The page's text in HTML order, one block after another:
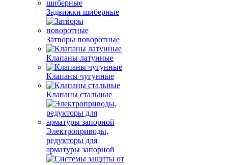
Задвижки шиберные
Затворы поворотные
Клапаны латунные
Клапаны чугунные
Клапаны стальные
Электроприводы,
редукторы для
арматуры запорной